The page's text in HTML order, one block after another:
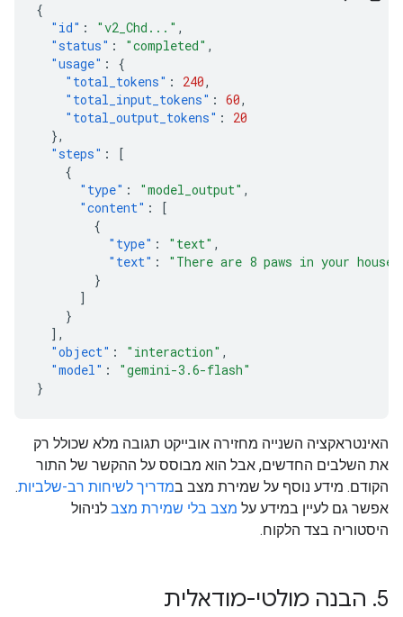
{
"id" : "v2_Chd..." ,
"status" : "completed" ,
"usage" :
{
"total_tokens" : 240,
"total_input_tokens" : 60,
"total_output_tokens" :
20
},
"steps" :
[
{
"type" : "model_output" ,
"content" :
[
{
"type" : "text" ,
"text" :
"There are 8 paws in your
}
]
}
],
"object" : "interaction" ,
"model" :
"gemini-3.6-flash"
}
האינטראקציה השנייה מחזירה אובייקט תגובה מלא שכולל רק
את השלבים החדשים, אבל הוא מבוסס על ההקשר של התור
הקודם. מידע נוסף על שמירת מצב במדריך לשיחות רב-שלביות.
אפשר גם לעיין במידע על מצב בלי שמירת מצב לניהול
היסטוריה בצד הלקוח.
5
. הבנה מולטי-מודאלית